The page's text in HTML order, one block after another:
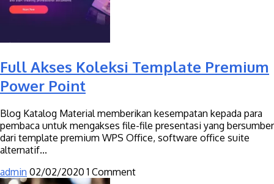
Full Akses Koleksi Template Premium
Power Point
Blog Katalog Material memberikan kesempatan kepada para
pembaca untuk mengakses file-file presentasi yang bersumber
dari template premium WPS Office, software office suite
alternatif...
admin 02/02/2020 1 Comment